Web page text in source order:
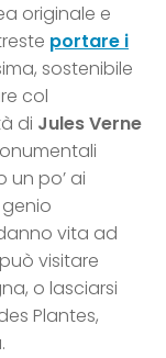
originale e
portare i
sostenibile
col
di Jules Verne
un po’ ai
vita ad
visitare
o lasciarsi
Plantes,